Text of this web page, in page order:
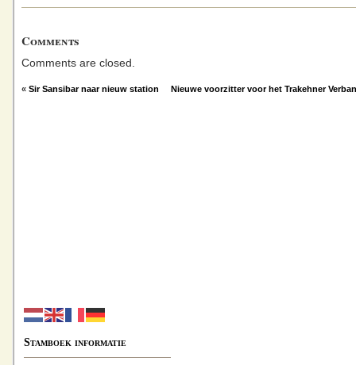
Comments
Comments are closed.
« Sir Sansibar naar nieuw station Nieuwe voorzitter voor het Trakehner
Stamboek informatie